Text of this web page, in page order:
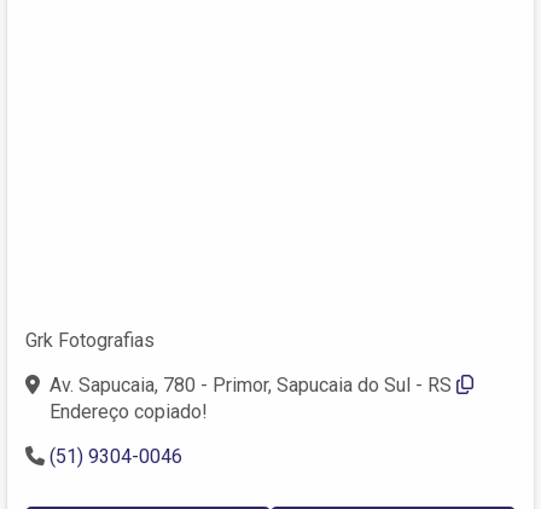
Grk Fotografias
Av. Sapucaia, 780 - Primor, Sapucaia do Sul - RS
Endereço copiado!
(51) 9304-0046